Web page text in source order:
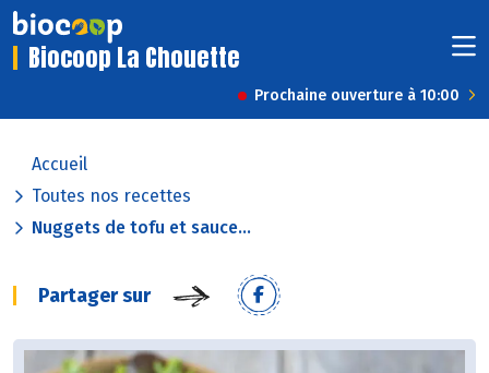
Biocoop La Chouette
Prochaine ouverture à 10:00
Accueil
Toutes nos recettes
Nuggets de tofu et sauce...
Partager sur